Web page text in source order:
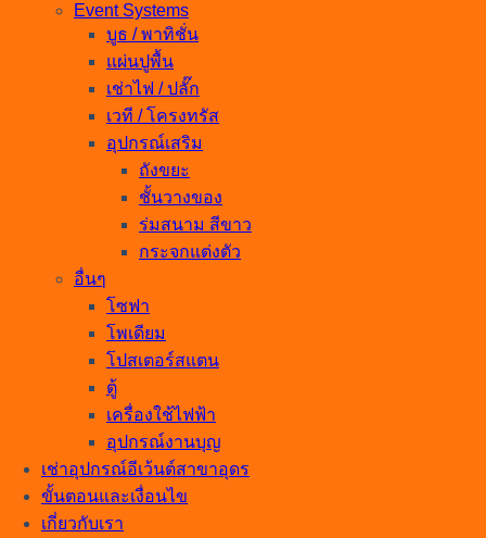
Event Systems
บูธ / พาทิชั่น
แผ่นปูพื้น
เช่าไฟ / ปลั๊ก
เวที / โครงทรัส
อุปกรณ์เสริม
ถังขยะ
ชั้นวางของ
ร่มสนาม สีขาว
กระจกแต่งตัว
อื่นๆ
โซฟา
โพเดียม
โปสเตอร์สแตน
ตู้
เครื่องใช้ไฟฟ้า
อุปกรณ์งานบุญ
เช่าอุปกรณ์อีเว้นต์สาขาอุดร
ขั้นตอนและเงื่อนไข
เกี่ยวกับเรา